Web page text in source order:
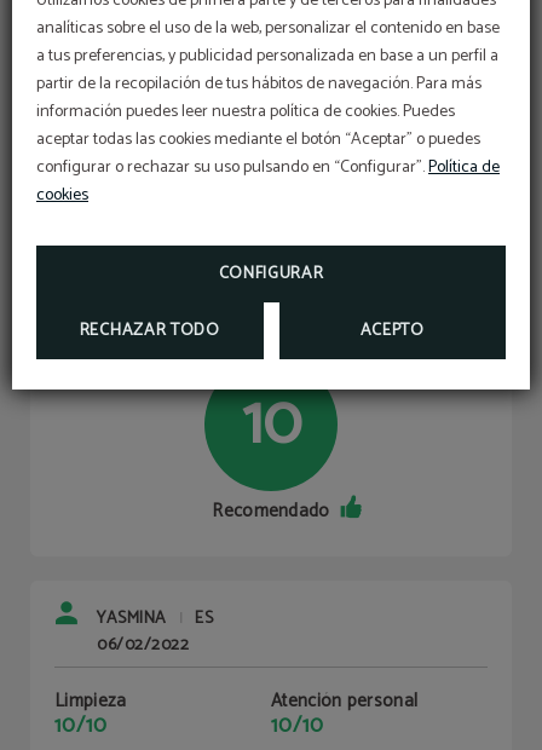
analíticas sobre el uso de la web, personalizar el contenido en base
a tus preferencias, y publicidad personalizada en base a un perfil a
partir de la recopilación de tus hábitos de navegación. Para más
información puedes leer nuestra política de cookies. Puedes
aceptar todas las cookies mediante el botón “Aceptar” o puedes
configurar o rechazar su uso pulsando en “Configurar”.Política de
cookies
CONFIGURAR
RECHAZAR TODO ACEPTO
Confort de las
habitaciones
10/10
Ubicación
10/10
Instalaciones del hotel
10/10
Desayuno
Todo perfecto, desayuno buenissimo
10
Recomendado
YASMINA |
ES
06/02/2022
Limpieza
10/10
Atención personal
10/10
Early Summer
Aproveche nuestras ofertas de lanzamiento y
asegure su estancia al mejor precio.
Reserve ya su estancia y prepárese para vivir
unas vacaciones inolvidables.
RESERVAR